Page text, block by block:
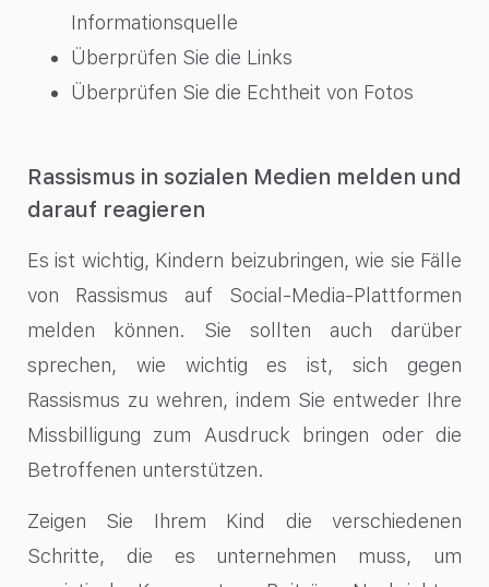
Informationsquelle
Überprüfen Sie die Links
Überprüfen Sie die Echtheit von Fotos
Rassismus in sozialen Medien melden und
darauf reagieren
Es ist wichtig, Kindern beizubringen, wie sie Fälle
von Rassismus auf Social-Media-Plattformen
melden können. Sie sollten auch darüber
sprechen, wie wichtig es ist, sich gegen
Rassismus zu wehren, indem Sie entweder Ihre
Missbilligung zum Ausdruck bringen oder die
Betroffenen unterstützen.
Zeigen Sie Ihrem Kind die verschiedenen
Schritte, die es unternehmen muss, um